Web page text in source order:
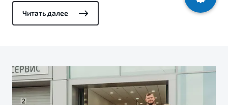
Обзор В наличии
Подробно
Читать далее